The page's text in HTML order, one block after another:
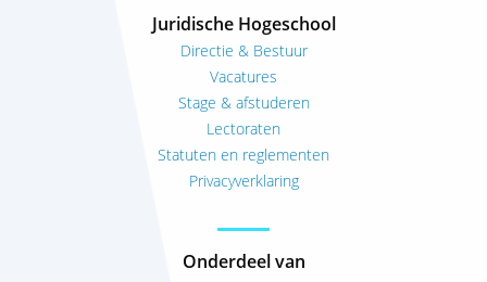
Juridische Hogeschool
Directie & Bestuur
Vacatures
Stage & afstuderen
Lectoraten
Statuten en reglementen
Privacyverklaring
Onderdeel van